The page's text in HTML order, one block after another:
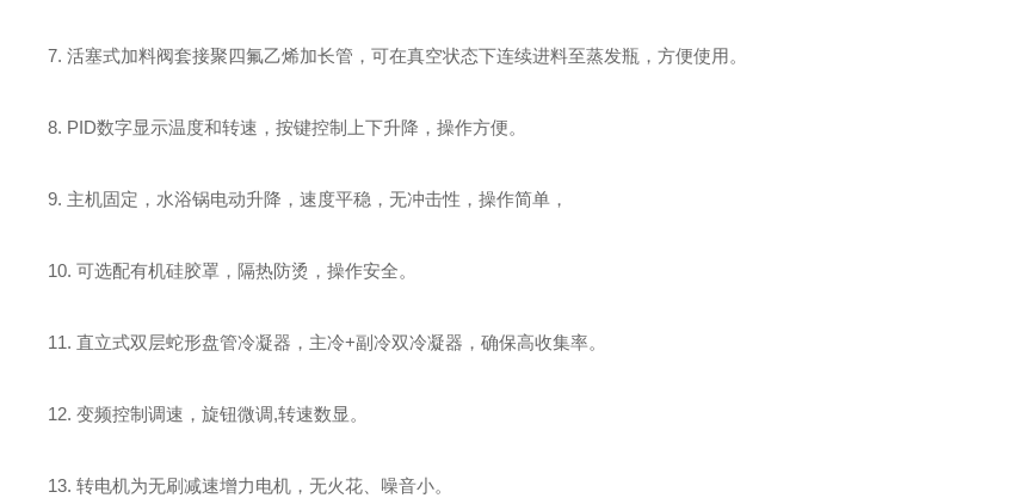
7. 活塞式加料阀套接聚四氟乙烯加长管，可在真空状态下连续进料至蒸发瓶，方便使用。
8. PID数字显示温度和转速 ， 按键控制 上下升降，操作方便。
9. 主机固定，水浴锅电动升降，速度平稳，无冲击性，操作简单，
10. 可选配有机硅胶罩，隔热防烫，操作安全。
11. 直立式双层蛇形盘管冷凝器，主冷+副冷双冷凝器，确保高收集率。
12. 变频控制调速，旋钮微调,转速数显。
13. 转电机为无刷减速增力电机，无火花、噪音小。